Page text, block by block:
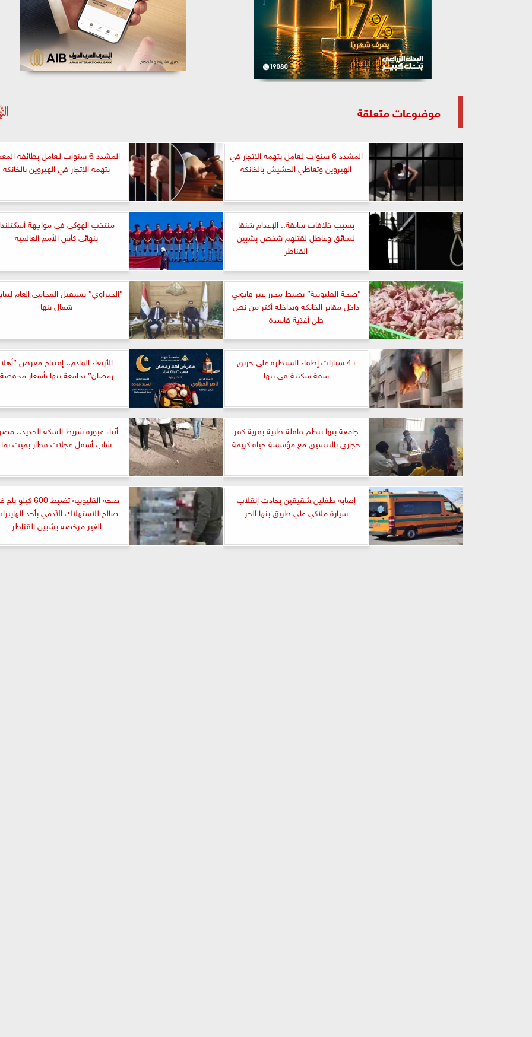
موضوعات متعلقة
المشدد 6 سنوات لـعامل بتهمة الإتجار في
الهيروين وتعاطي الحشيش بالخانكة
المشدد 6 سنوات لـعامل بطائفة
بتهمة الإتجار في الهيروين بالخانكة
بسبب خلافات سابقة.. الإعدام شنقا
لـسائق وعاطل لقتلهم شخص بشبين
القناطر
منتخب الهوكى فى مواجهة
بنهائى كأس الأمم العالمية
”صحة القليوبية” تضبط مجزر غير قانوني
داخل مقابر الخانكه وبداخله أكثر من نص
طن أغذية فاسدة
”الجيزاوي” يستقبل المحامى العام
شمال بنها
بـ4 سيارات إطفاء السيطرة على حريق
شقة سكنية فى بنها
الأربعاء القادم.. إفتتاح معرض ”أهلا
رمضان” بجامعة بنها بأسعار مخفضة
جامعة بنها تنظم قافلة طبية بقرية كفر
حجازى بالتنسيق مع مؤسسة حياة كريمة
أثناء عبوره شريط السكه الحديد..
شاب أسفل عجلات قطار بميت نما
إصابه طفلين شقيقين بحادث إنقلاب
سيارة ملاكي علي طريق بنها الحر
صحه القليوبية تضبط 600
صالح للاستهلاك الآدمي بأحد
الغير مرخصة بشبين القناطر